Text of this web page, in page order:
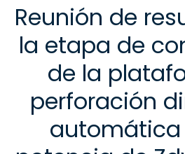
Reunión de
la etapa de
de la
perforación